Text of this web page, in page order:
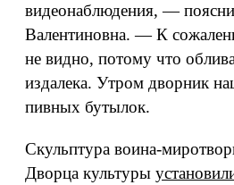
видеонаблюдения, —
Валентиновна. — К
не видно, потому что
издалека. Утром дворник
пивных бутылок.
Скульптура воина-
Дворца культуры